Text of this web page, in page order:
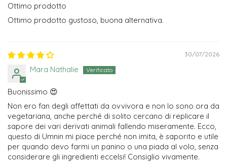
Ottimo prodotto
Ottimo prodotto gustoso, buona alternativa.
30/07/2026
Mara Nathalie
Buonissimo 😍
Non ero fan degli affettati da ovvivora e non lo sono ora da
vegetariana, anche perché di solito cercano di replicare il
sapore dei vari derivati animali fallendo miseramente. Ecco,
questo di Umnin mi piace perché non imita, è saporito e utile
per quando devo farmi un panino o una piada al volo, senza
considerare gli ingredienti eccelsi! Consiglio vivamente.